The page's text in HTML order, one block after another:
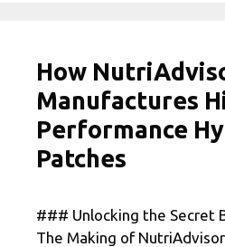
How
Manufactures
Performance
Patches
### Unlocking the Secret
The Making of